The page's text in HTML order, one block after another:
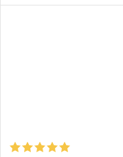
cestovanie Kono ľahká